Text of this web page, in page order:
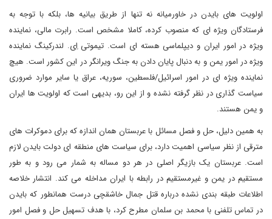
اولویت های بایدن در خاورمیانه نه تنها از طریق بیانیه ها، بلکه با توجه به
فرستادگان ویژه ای که منصوب کرده، کاملا مشخص است. رابرت مالی، نماینده
ویژه در امور ایران و دیپلماسی هسته ای است. تیموتی اِی. لندرکینگ نماینده
ویژه در امور یمن و به دنبال پایان دادن به جنگ ویرانگر در این کشور است. هیچ
نماینده ویژه ای در امور اسرائیل/فلسطین، سوریه، عراق یا سایر موارد ضروری
سیاست گذاری در نظر گرفته نشده و از این رو، بدیهی است که اولویت ها ایران
و یمن هستند.
به همین دلیل، حل و فصل مسائل با عربستان همان اندازه که برای دموکرات های
مترقی از نظر سیاسی اهمیت دارد، برای سیاست های منطقه ای دولت بایدن لازم
است. عربستان یک بازیگر اصلی در هر دو مساله به شمار می رود و به طور
مستقیم در یمن و غیرمستقیم در رابطه با ایران مداخله می کند. انتشار خلاصه
اطلاعات طبقه بندی نشده درباره قتل جمال خاشقچی درست همانطور که بایدن
در تماس تلفنی با محمد بن سلمان مطرح کرد، با هدف تسهیل حل و فصل امور